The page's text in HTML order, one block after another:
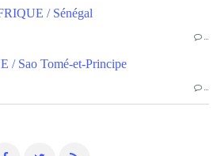
/ Sénégal
…
/ Sao Tomé-et-Principe
…